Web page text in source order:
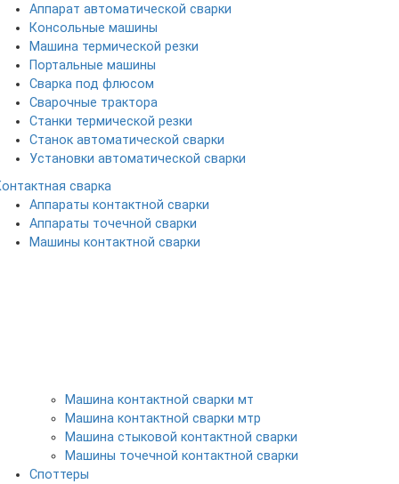
Аппарат автоматической сварки
Консольные машины
Машина термической резки
Портальные машины
Сварка под флюсом
Сварочные трактора
Станки термической резки
Станок автоматической сварки
Установки автоматической сварки
сварка
Аппараты контактной сварки
Аппараты точечной сварки
Машины контактной сварки
Машина контактной сварки мт
Машина контактной сварки мтр
Машина стыковой контактной сварки
Машины точечной контактной сварки
Споттеры